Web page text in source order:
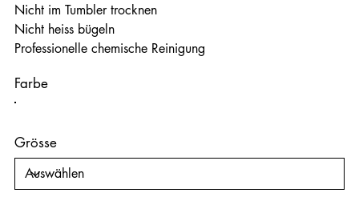
Nicht im Tumbler trocknen
Nicht heiss bügeln
Professionelle chemische Reinigung
Farbe
Grösse